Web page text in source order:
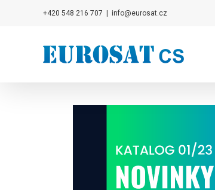
+420 548 216 707 info@eurosat.cz